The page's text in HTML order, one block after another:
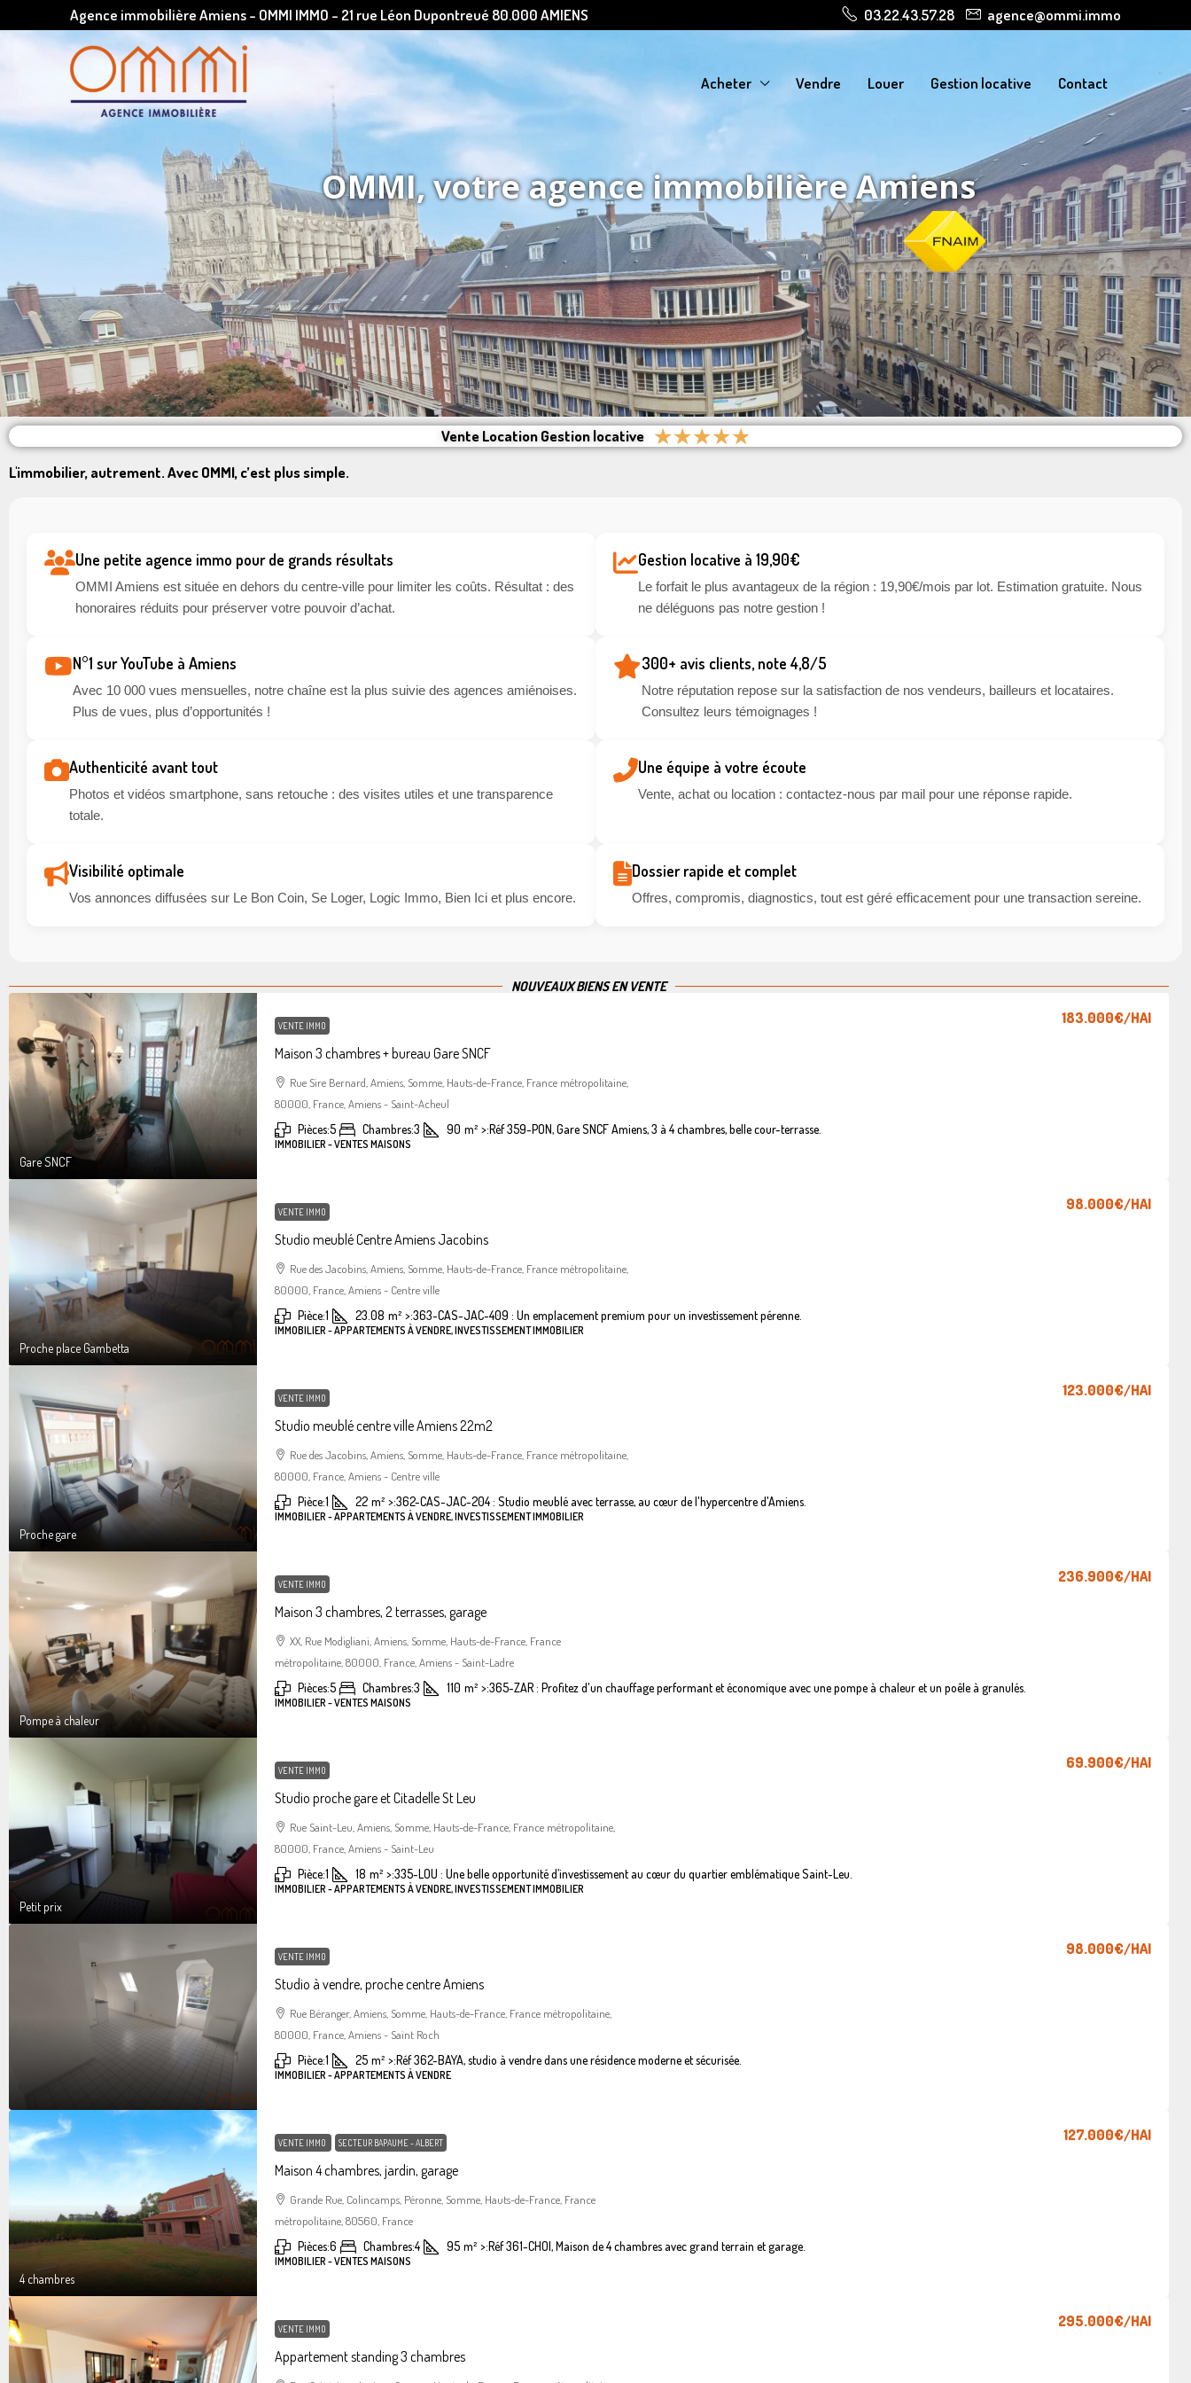
Agence immobilière Amiens - OMMI IMMO - 21 rue Léon Dupontreué 80.000 AMIENS 03.22.43.57.28 agence@ommi.immo
Acheter Vendre Louer Gestion locative Contact
OMMI, votre agence immobilière Amiens
Vente Location Gestion locative ★★★★★
L'immobilier, autrement. Avec OMMI, c’est plus simple.
Une petite agence immo pour de grands résultats
OMMI Amiens est située en dehors du centre-ville pour limiter les coûts. Résultat : des
honoraires réduits pour préserver votre pouvoir d’achat.
Gestion locative à 19,90€
Le forfait le plus avantageux de la région : 19,90€/mois par lot. Estimation gratuite. Nous
ne déléguons pas notre gestion !
N°1 sur YouTube à Amiens
Avec 10 000 vues mensuelles, notre chaîne est la plus suivie des agences amiénoises.
Plus de vues, plus d’opportunités !
300+ avis clients, note 4,8/5
Notre réputation repose sur la satisfaction de nos vendeurs, bailleurs et locataires.
Consultez leurs témoignages !
Authenticité avant tout
Photos et vidéos smartphone, sans retouche : des visites utiles et une transparence
totale.
Une équipe à votre écoute
Vente, achat ou location : contactez-nous par mail pour une réponse rapide.
Visibilité optimale
Vos annonces diffusées sur Le Bon Coin, Se Loger, Logic Immo, Bien Ici et plus encore.
Dossier rapide et complet
Offres, compromis, diagnostics, tout est géré efficacement pour une transaction sereine.
NOUVEAUX BIENS EN VENTE
Gare SNCF
VENTE IMMO
Maison 3 chambres + bureau Gare SNCF
183.000€/HAI
Rue Sire Bernard, Amiens, Somme, Hauts-de-France, France métropolitaine,
80000, France, Amiens - Saint-Acheul
Pièces:5 Chambres:3 90 m² >:Réf 359-PON, Gare SNCF Amiens, 3 à 4 chambres, belle cour-terrasse.
IMMOBILIER - VENTES MAISONS
Proche place Gambetta
VENTE IMMO
Studio meublé Centre Amiens Jacobins
98.000€/HAI
Rue des Jacobins, Amiens, Somme, Hauts-de-France, France métropolitaine,
80000, France, Amiens - Centre ville
Pièce:1 23.08 m² >:363-CAS-JAC-409 : Un emplacement premium pour un investissement pérenne.
IMMOBILIER - APPARTEMENTS À VENDRE, INVESTISSEMENT IMMOBILIER
Proche gare
VENTE IMMO
Studio meublé centre ville Amiens 22m2
123.000€/HAI
Rue des Jacobins, Amiens, Somme, Hauts-de-France, France métropolitaine,
80000, France, Amiens - Centre ville
Pièce:1 22 m² >:362-CAS-JAC-204 : Studio meublé avec terrasse, au cœur de l'hypercentre d'Amiens.
IMMOBILIER - APPARTEMENTS À VENDRE, INVESTISSEMENT IMMOBILIER
Pompe à chaleur
VENTE IMMO
Maison 3 chambres, 2 terrasses, garage
236.900€/HAI
XX, Rue Modigliani, Amiens, Somme, Hauts-de-France, France
métropolitaine, 80000, France, Amiens - Saint-Ladre
Pièces:5 Chambres:3 110 m² >:365-ZAR : Profitez d'un chauffage performant et économique avec une pompe à chaleur et un poêle à granulés.
IMMOBILIER - VENTES MAISONS
Petit prix
VENTE IMMO
Studio proche gare et Citadelle St Leu
69.900€/HAI
Rue Saint-Leu, Amiens, Somme, Hauts-de-France, France métropolitaine,
80000, France, Amiens - Saint-Leu
Pièce:1 18 m² >:335-LOU : Une belle opportunité d’investissement au cœur du quartier emblématique Saint-Leu.
IMMOBILIER - APPARTEMENTS À VENDRE, INVESTISSEMENT IMMOBILIER
VENTE IMMO
Studio à vendre, proche centre Amiens
98.000€/HAI
Rue Béranger, Amiens, Somme, Hauts-de-France, France métropolitaine,
80000, France, Amiens - Saint Roch
Pièce:1 25 m² >:Réf 362-BAYA, studio à vendre dans une résidence moderne et sécurisée.
IMMOBILIER - APPARTEMENTS À VENDRE
4 chambres
VENTE IMMO SECTEUR BAPAUME - ALBERT
Maison 4 chambres, jardin, garage
127.000€/HAI
Grande Rue, Colincamps, Péronne, Somme, Hauts-de-France, France
métropolitaine, 80560, France
Pièces:6 Chambres:4 95 m² >:Réf 361-CHOI, Maison de 4 chambres avec grand terrain et garage.
IMMOBILIER - VENTES MAISONS
VENTE IMMO
Appartement standing 3 chambres
295.000€/HAI